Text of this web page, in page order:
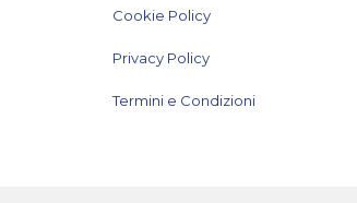
Cookie Policy
Privacy Policy
Termini e Condizioni